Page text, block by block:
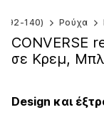
92-140) Ρούχα
CONVERSE
σε Κρεμ,
Design και